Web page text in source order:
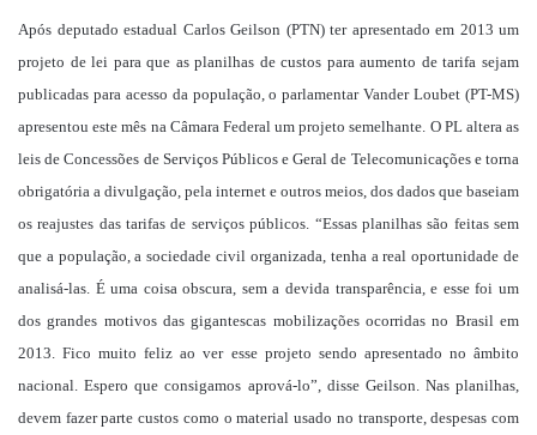
Após deputado estadual Carlos Geilson (PTN) ter apresentado em 2013 um
projeto de lei para que as planilhas de custos para aumento de tarifa sejam
publicadas para acesso da população, o parlamentar Vander Loubet (PT-MS)
apresentou este mês na Câmara Federal um projeto semelhante. O PL altera as
leis de Concessões de Serviços Públicos e Geral de Telecomunicações e torna
obrigatória a divulgação, pela internet e outros meios, dos dados que baseiam
os reajustes das tarifas de serviços públicos. “Essas planilhas são feitas sem
que a população, a sociedade civil organizada, tenha a real oportunidade de
analisá-las. É uma coisa obscura, sem a devida transparência, e esse foi um
dos grandes motivos das gigantescas mobilizações ocorridas no Brasil em
2013. Fico muito feliz ao ver esse projeto sendo apresentado no âmbito
nacional. Espero que consigamos aprová-lo”, disse Geilson. Nas planilhas,
devem fazer parte custos como o material usado no transporte, despesas com